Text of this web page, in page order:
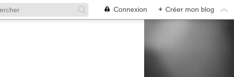
Connexion + Créer mon blog